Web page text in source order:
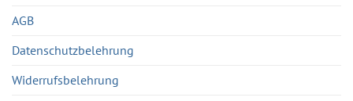
AGB
Datenschutzbelehrung
Widerrufsbelehrung